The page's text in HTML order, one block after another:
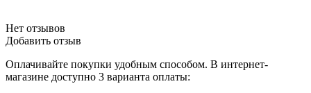
Нет отзывов
Добавить отзыв
Оплачивайте покупки удобным способом. В интернет-
магазине доступно 3 варианта оплаты: